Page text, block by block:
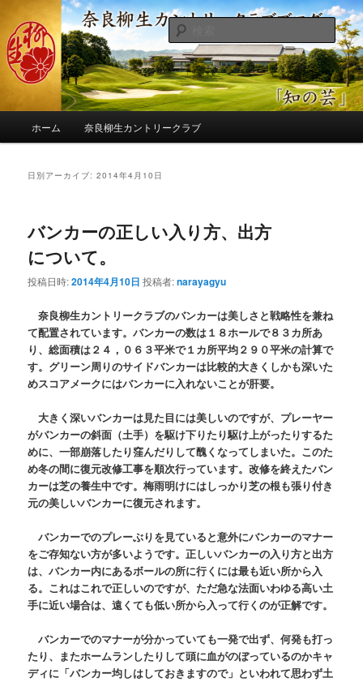
ン
コ
ン
へ
コ
ン
ツ
移
奈良柳生カントリークラブ総支配人
ブログ
季節の話題、クラブの出来事、コースの改修・更新作業、ゴルフに関する随
筆、喜怒哀楽などを気まぐれに発信します。
検
索
ホーム 奈良柳生カントリークラブ
日別アーカイブ:2014年4月10日
バンカーの正しい入り方、出方
について。
投稿日時:2014年4月10日 投稿者:narayagyu
奈良柳生カントリークラブのバンカーは美しさと戦略性を兼ね
て配置されています。バンカーの数は１８ホールで８３カ所あ
り、総面積は２４，０６３平米で１カ所平均２９０平米の計算で
す。グリーン周りのサイドバンカーは比較的大きくしかも深いた
めスコアメークにはバンカーに入れないことが肝要。
大きく深いバンカーは見た目には美しいのですが、プレーヤー
がバンカーの斜面（土手）を駆け下りたり駆け上がったりするた
めに、一部崩落したり窪んだりして醜くなってしまいた。このた
め冬の間に復元改修工事を順次行っています。改修を終えたバン
カーは芝の養生中です。梅雨明けにはしっかり芝の根も張り付き
元の美しいバンカーに復元されます。
バンカーでのプレーぶりを見ていると意外にバンカーのマナー
をご存知ない方が多いようです。正しいバンカーの入り方と出方
は、バンカー内にあるボールの所に行くには最も近い所から入
る。これはこれで正しいのですが、ただ急な法面いわゆる高い土
手に近い場合は、遠くても低い所から入って行くのが正解です。
バンカーでのマナーが分かっていても一発で出ず、何発も打っ
たり、またホームランしたりして頭に血がのぼっているのかキャ
ディに「バンカー均しはしておきますので」といわれて思わず土